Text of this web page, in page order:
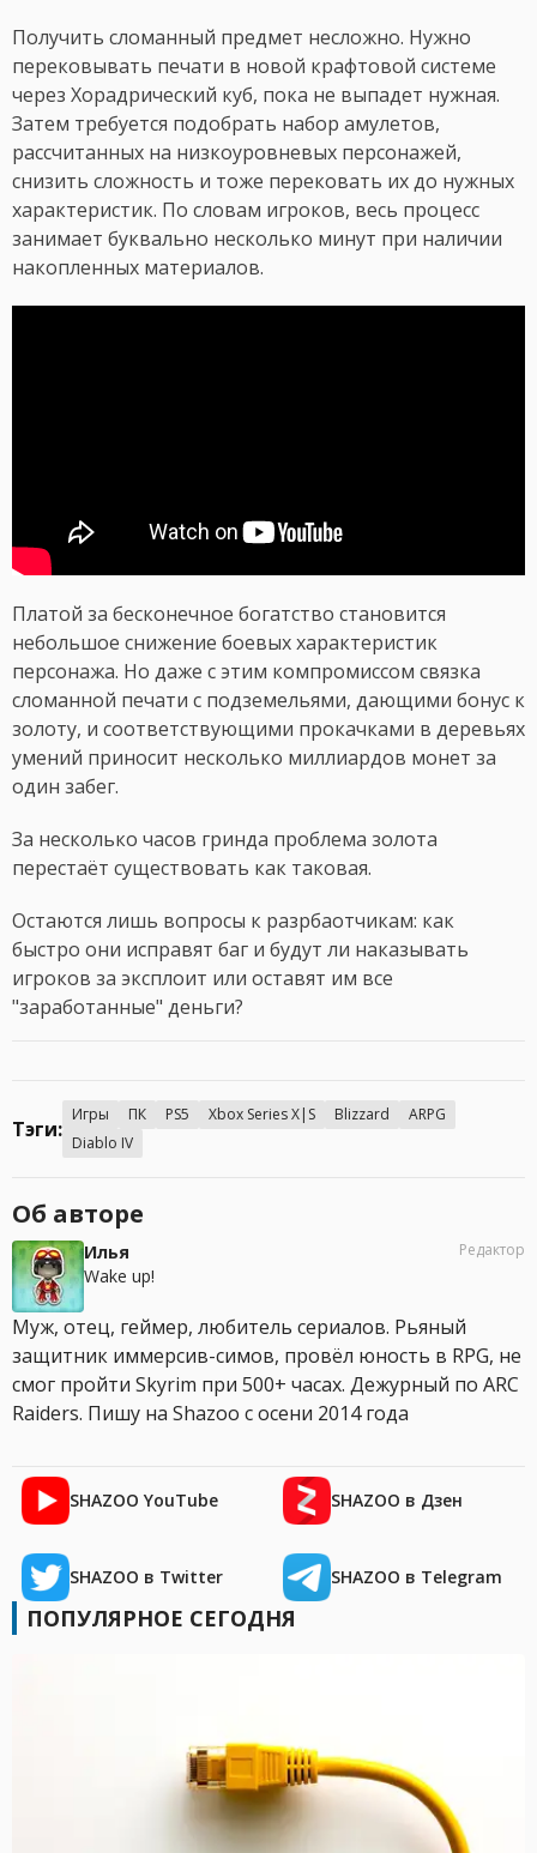
Получить сломанный предмет несложно. Нужно
перековывать печати в новой крафтовой системе
через Хорадрический куб, пока не выпадет нужная.
Затем требуется подобрать набор амулетов,
рассчитанных на низкоуровневых персонажей,
снизить сложность и тоже перековать их до нужных
характеристик. По словам игроков, весь процесс
занимает буквально несколько минут при наличии
накопленных материалов.
Платой за бесконечное богатство становится
небольшое снижение боевых характеристик
персонажа. Но даже с этим компромиссом связка
сломанной печати с подземельями, дающими бонус к
золоту, и соответствующими прокачками в деревьях
умений приносит несколько миллиардов монет за
один забег.
За несколько часов гринда проблема золота
перестаёт существовать как таковая.
Остаются лишь вопросы к разрбаотчикам: как
быстро они исправят баг и будут ли наказывать
игроков за эксплоит или оставят им все
"заработанные" деньги?
Тэги:
Игры ПК PS5 Xbox Series X|S Blizzard
ARPG
Diablo IV
Об авторе
Илья
Wake up!
Редактор
Муж, отец, геймер, любитель сериалов. Рьяный
защитник иммерсив-симов, провёл юность в RPG, не
смог пройти Skyrim при 500+ часах. Дежурный по ARC
Raiders. Пишу на Shazoo с осени 2014 года
SHAZOO YouTube SHAZOO в Дзен
SHAZOO в Twitter SHAZOO в Telegram
ПОПУЛЯРНОЕ СЕГОДНЯ